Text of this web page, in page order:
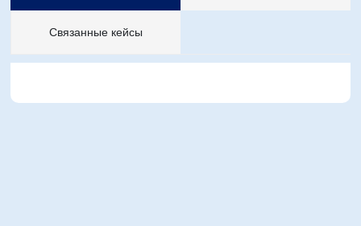
Связанные кейсы